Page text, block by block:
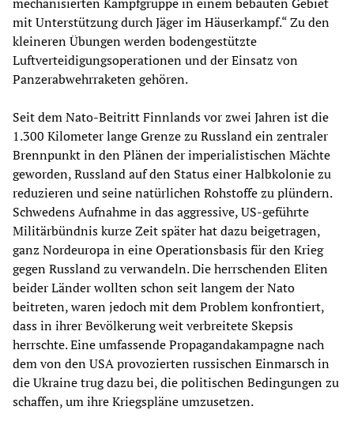
mit Unterstützung durch Jäger im Häuserkampf.“ Zu den
kleineren Übungen werden bodengestützte
Luftverteidigungsoperationen und der Einsatz von
Panzerabwehrraketen gehören.
Seit dem Nato-Beitritt Finnlands vor zwei Jahren ist die
1.300 Kilometer lange Grenze zu Russland ein zentraler
Brennpunkt in den Plänen der imperialistischen Mächte
geworden, Russland auf den Status einer Halbkolonie zu
reduzieren und seine natürlichen Rohstoffe zu plündern.
Schwedens Aufnahme in das aggressive, US-geführte
Militärbündnis kurze Zeit später hat dazu beigetragen,
ganz Nordeuropa in eine Operationsbasis für den Krieg
gegen Russland zu verwandeln. Die herrschenden Eliten
beider Länder wollten schon seit langem der Nato
beitreten, waren jedoch mit dem Problem konfrontiert,
dass in ihrer Bevölkerung weit verbreitete Skepsis
herrschte. Eine umfassende Propagandakampagne nach
dem von den USA provozierten russischen Einmarsch in
die Ukraine trug dazu bei, die politischen Bedingungen zu
schaffen, um ihre Kriegspläne umzusetzen.